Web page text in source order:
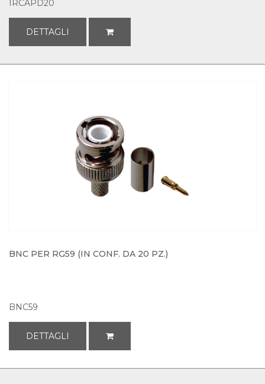
IRCAPD20
DETTAGLI
BNC PER RG59 (IN CONF. DA 20 PZ.)
BNC59
DETTAGLI